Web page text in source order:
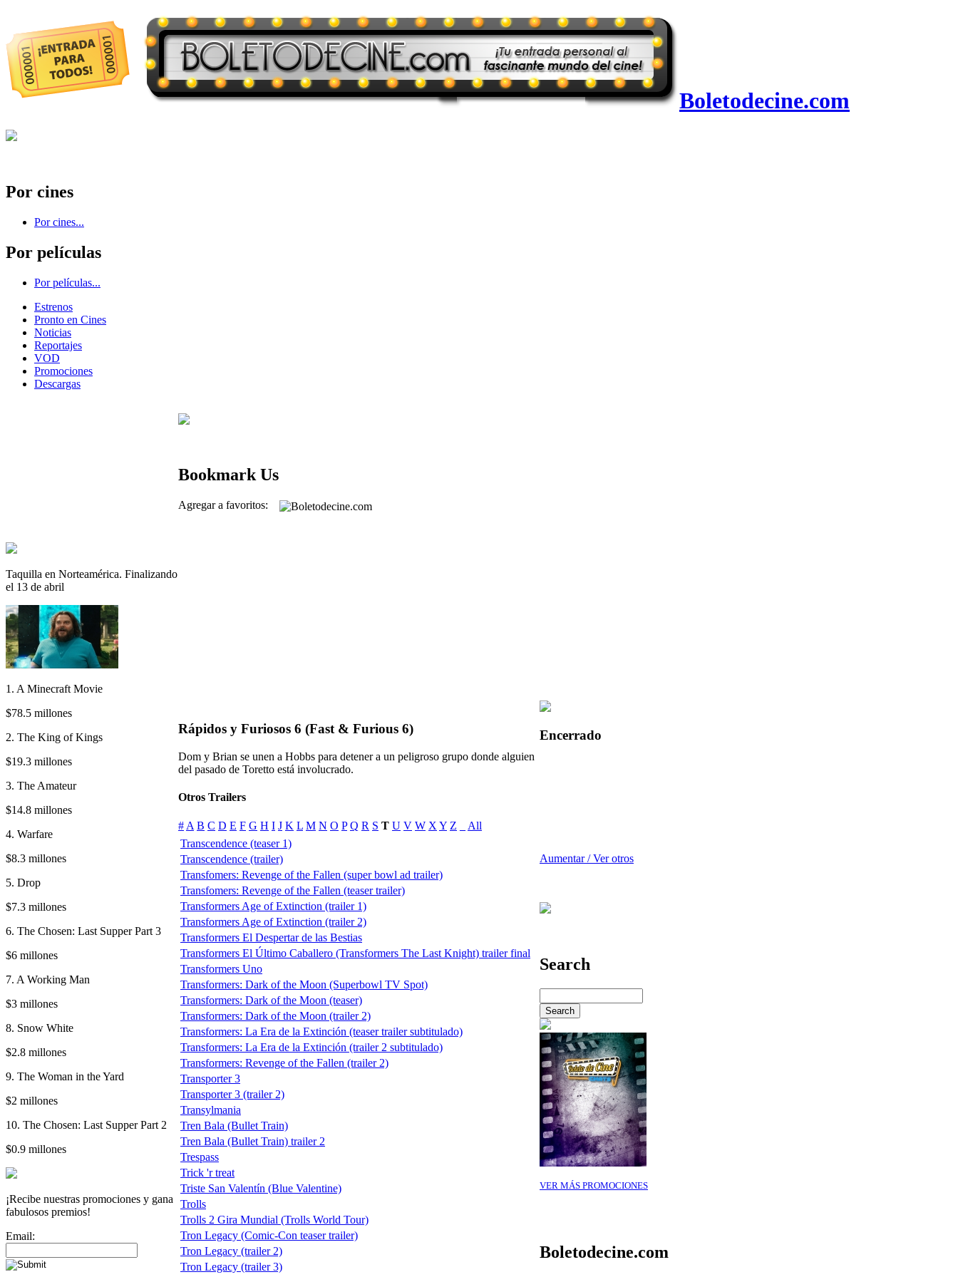
Boletodecine.com
Por cines
Por cines...
Por películas
Por películas...
Estrenos
Pronto en Cines
Noticias
Reportajes
VOD
Promociones
Descargas
Taquilla en Norteamérica. Finalizando
el 13 de abril
1. A Minecraft Movie
$78.5 millones
2. The King of Kings
$19.3 millones
3. The Amateur
$14.8 millones
4. Warfare
$8.3 millones
5. Drop
$7.3 millones
6. The Chosen: Last Supper Part 3
$6 millones
7. A Working Man
$3 millones
8. Snow White
$2.8 millones
9. The Woman in the Yard
$2 millones
10. The Chosen: Last Supper Part 2
$0.9 millones
¡Recibe nuestras promociones y gana
fabulosos premios!
Email:
Bookmark Us
Agregar a favoritos:
Rápidos y Furiosos 6 (Fast & Furious 6)
Dom y Brian se unen a Hobbs para detener a un peligroso grupo donde alguien
del pasado de Toretto está involucrado.
Otros Trailers
# A B C D E F G H I J K L M N O P Q R S T U V W X Y Z
All
Transcendence (teaser 1)
Transcendence (trailer)
Transfomers: Revenge of the Fallen (super bowl ad trailer)
Transfomers: Revenge of the Fallen (teaser trailer)
Transformers Age of Extinction (trailer 1)
Transformers Age of Extinction (trailer 2)
Transformers El Despertar de las Bestias
Transformers El Último Caballero (Transformers The Last Knight) trailer final
Transformers Uno
Transformers: Dark of the Moon (Superbowl TV Spot)
Transformers: Dark of the Moon (teaser)
Transformers: Dark of the Moon (trailer 2)
Transformers: La Era de la Extinción (teaser trailer subtitulado)
Transformers: La Era de la Extinción (trailer 2 subtitulado)
Transformers: Revenge of the Fallen (trailer 2)
Transporter 3
Transporter 3 (trailer 2)
Transylmania
Tren Bala (Bullet Train)
Tren Bala (Bullet Train) trailer 2
Trespass
Trick 'r treat
Triste San Valentín (Blue Valentine)
Trolls
Trolls 2 Gira Mundial (Trolls World Tour)
Tron Legacy (Comic-Con teaser trailer)
Tron Legacy (trailer 2)
Tron Legacy (trailer 3)
Encerrado
Aumentar / Ver otros
Search
VER MÁS PROMOCIONES
Boletodecine.com